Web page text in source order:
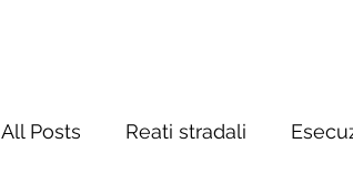
All Posts Reati stradali